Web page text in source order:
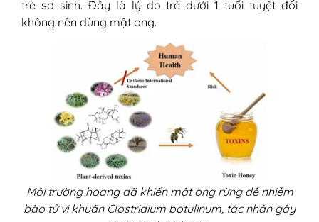
trẻ sơ sinh. Đây là lý do trẻ dưới 1 tuổi tuyệt đối
không nên dùng mật ong.
Môi trường hoang dã khiến mật ong rừng dễ nhiễm
bào tử vi khuẩn Clostridium botulinum, tác nhân gây